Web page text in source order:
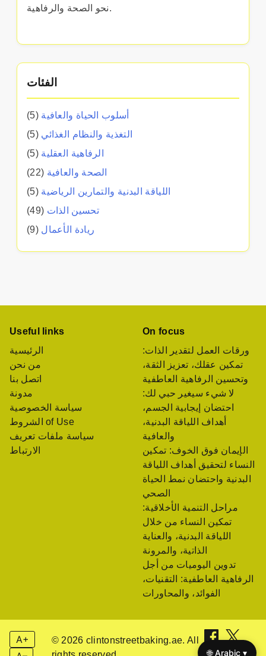
نحو الصحة والرفاهية.
الفئات
أسلوب الحياة والعافية (5)
التغذية والنظام الغذائي (5)
الرفاهية العقلية (5)
الصحة والعافية (22)
اللياقة البدنية والتمارين الرياضية (5)
تحسين الذات (49)
ريادة الأعمال (9)
Useful links
الرئيسية
من نحن
اتصل بنا
مدونة
سياسة الخصوصية
الشروط of Use
سياسة ملفات تعريف
الارتباط
On focus
ورقات العمل لتقدير الذات:
تمكين عقلك، تعزيز الثقة،
وتحسين الرفاهية العاطفية
لا شيء سيغير حبي لك:
احتضان إيجابية الجسم،
أهداف اللياقة البدنية،
والعافية
الإيمان فوق الخوف: تمكين
النساء لتحقيق أهداف اللياقة
البدنية واحتضان نمط الحياة
الصحي
مراحل التنمية الأخلاقية:
تمكين النساء من خلال
اللياقة البدنية، والعناية
الذاتية، والمرونة
تدوين اليوميات من أجل
الرفاهية العاطفية: التقنيات،
الفوائد، والمحاورات
A+
© 2026 clintonstreetbaking.ae. All
🌐 Arabic ▾